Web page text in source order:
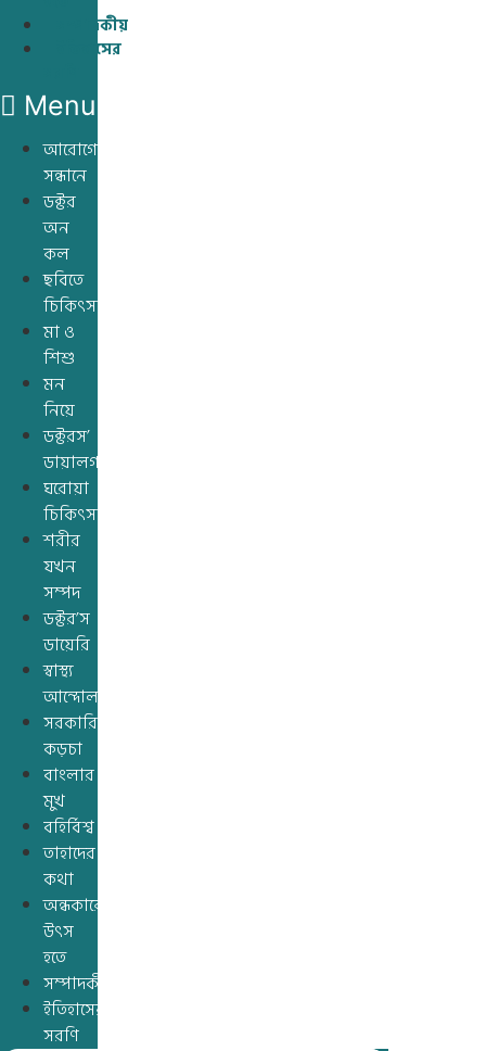
সম্পাদকীয়
ইতিহাসের
Menu
আরোগ্যের
সন্ধানে
ডক্টর
অন
কল
ছবিতে
চিকিৎসা
মা ও
শিশু
মন
নিয়ে
ডক্টরস’
ডায়ালগ
ঘরোয়া
চিকিৎসা
শরীর
যখন
সম্পদ
ডক্টর’স
ডায়েরি
স্বাস্থ্য
আন্দোলন
সরকারি
কড়চা
বাংলার
মুখ
বহির্বিশ্ব
তাহাদের
কথা
অন্ধকারের
উৎস
হতে
সম্পাদকীয়
ইতিহাসের
সরণি